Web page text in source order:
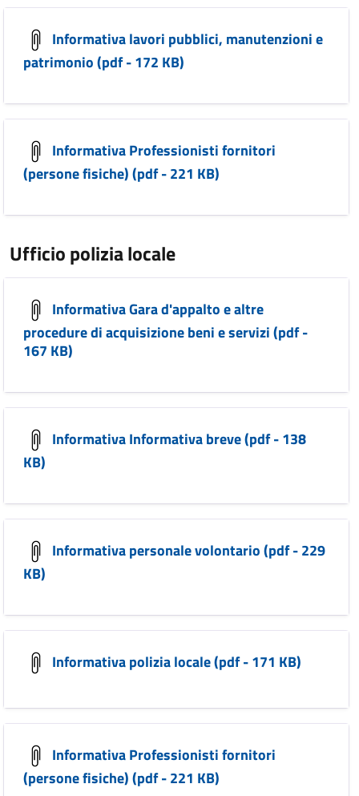
Informativa lavori pubblici, manutenzioni e
patrimonio (pdf - 172 KB)
Informativa Professionisti fornitori
(persone fisiche) (pdf - 221 KB)
Ufficio polizia locale
Informativa Gara d'appalto e altre
procedure di acquisizione beni e servizi (pdf -
167 KB)
Informativa Informativa breve (pdf - 138
KB)
Informativa personale volontario (pdf - 229
KB)
Informativa polizia locale (pdf - 171 KB)
Informativa Professionisti fornitori
(persone fisiche) (pdf - 221 KB)